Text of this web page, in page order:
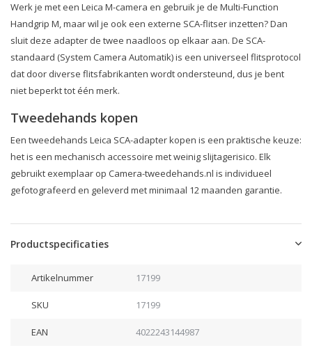
Werk je met een Leica M-camera en gebruik je de Multi-Function
Handgrip M, maar wil je ook een externe SCA-flitser inzetten? Dan
sluit deze adapter de twee naadloos op elkaar aan. De SCA-
standaard (System Camera Automatik) is een universeel flitsprotocol
dat door diverse flitsfabrikanten wordt ondersteund, dus je bent
niet beperkt tot één merk.
Tweedehands kopen
Een tweedehands Leica SCA-adapter kopen is een praktische keuze:
het is een mechanisch accessoire met weinig slijtagerisico. Elk
gebruikt exemplaar op Camera-tweedehands.nl is individueel
gefotografeerd en geleverd met minimaal 12 maanden garantie.
Productspecificaties
Artikelnummer 17199
SKU 17199
EAN 4022243144987